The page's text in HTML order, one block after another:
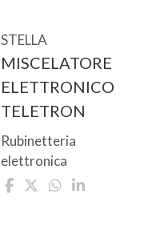
STELLA
MISCELATORE
ELETTRONICO
TELETRON
Rubinetteria
elettronica